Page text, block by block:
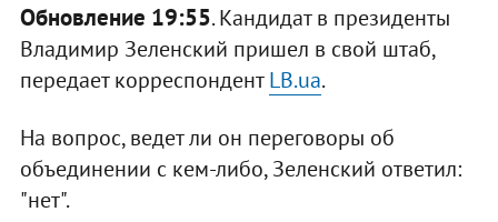
Обновление 19:55. Кандидат в президенты
Владимир Зеленский пришел в свой штаб,
передает корреспондентLB.ua.
На вопрос, ведет ли он переговоры об
объединении с кем-либо, Зеленский ответил:
"нет".